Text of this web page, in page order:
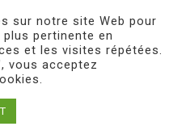
sanglantes à Mulhouse
et champignons
| Réalisé par
sur notre site Web pour
pertinente en
et les visites répétées.
vous acceptez